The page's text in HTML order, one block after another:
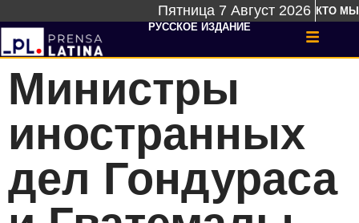
Пятница 7 Август 2026 КТО МЫ
РУССКОЕ ИЗДАНИЕ
Министры
иностранных
дел Гондураса